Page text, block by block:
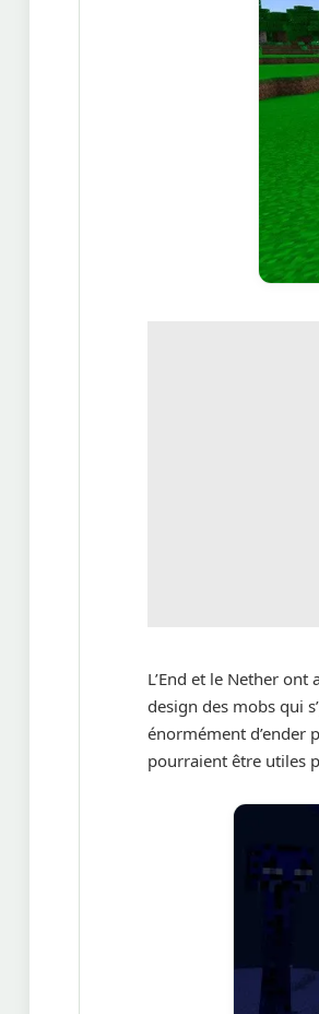
L’End et le Nether
design des mobs qui
énormément d’ender
pourraient être utiles